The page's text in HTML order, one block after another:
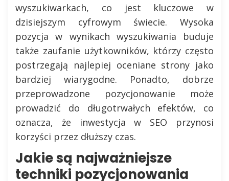
wyszukiwarkach, co jest kluczowe w
dzisiejszym cyfrowym świecie. Wysoka
pozycja w wynikach wyszukiwania buduje
także zaufanie użytkowników, którzy często
postrzegają najlepiej oceniane strony jako
bardziej wiarygodne. Ponadto, dobrze
przeprowadzone pozycjonowanie może
prowadzić do długotrwałych efektów, co
oznacza, że inwestycja w SEO przynosi
korzyści przez dłuższy czas.
Jakie są najważniejsze
techniki pozycjonowania